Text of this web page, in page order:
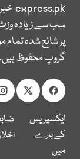
express.pk
سب سے زیادہ
پر شائع شدہ
گروپ محفوظ
ایکسپریس
کے بارے
میں